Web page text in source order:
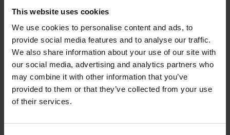
This website uses cookies
We use cookies to personalise content and ads, to
provide social media features and to analyse our traffic.
We also share information about your use of our site with
our social media, advertising and analytics partners who
may combine it with other information that you’ve
provided to them or that they’ve collected from your use
of their services.
Photo courtesy Laneus.
Share